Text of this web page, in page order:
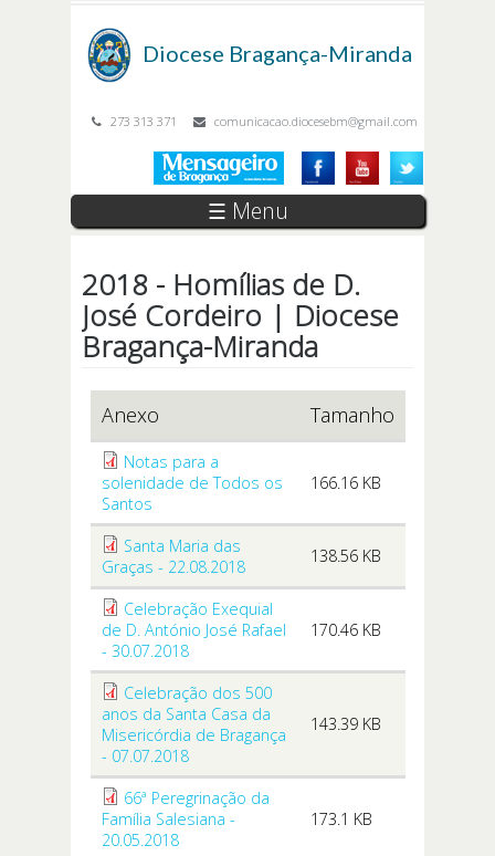
Diocese Bragança-Miranda
273 313 371 comunicacao.diocesebm@gmail.com
☰ Menu
2018 - Homílias de D.
José Cordeiro | Diocese
Bragança-Miranda
Anexo Tamanho
Notas para a
solenidade de Todos os
Santos
166.16 KB
Santa Maria das
Graças - 22.08.2018
138.56 KB
Celebração Exequial
de D. António José Rafael
- 30.07.2018
170.46 KB
Celebração dos 500
anos da Santa Casa da
Misericórdia de Bragança
- 07.07.2018
143.39 KB
66ª Peregrinação da
Família Salesiana -
20.05.2018
173.1 KB